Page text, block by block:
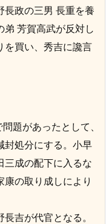
長政の三男 長重を養
弟 芳賀高武が反対し
を買い、秀吉に讒言
題があったとして、
封処分にする。小早
三成の配下に入るな
康の取り成しにより
吉が代官となる。